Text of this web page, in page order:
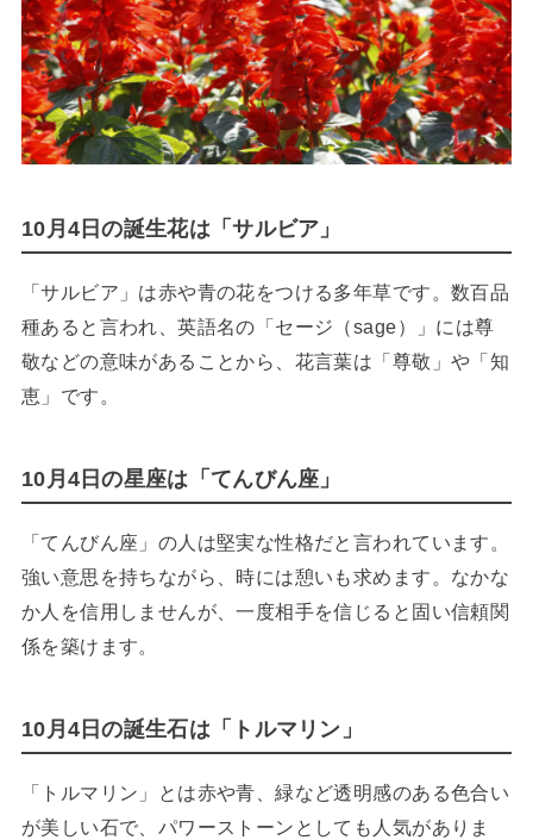
10月4日の誕生花は「サルビア」
「サルビア」は赤や青の花をつける多年草です。数百品
種あると言われ、英語名の「セージ（sage）」には尊
敬などの意味があることから、花言葉は「尊敬」や「知
恵」です。
10月4日の星座は「てんびん座」
「てんびん座」の人は堅実な性格だと言われています。
強い意思を持ちながら、時には憩いも求めます。なかな
か人を信用しませんが、一度相手を信じると固い信頼関
係を築けます。
10月4日の誕生石は「トルマリン」
「トルマリン」とは赤や青、緑など透明感のある色合い
が美しい石で、パワーストーンとしても人気がありま